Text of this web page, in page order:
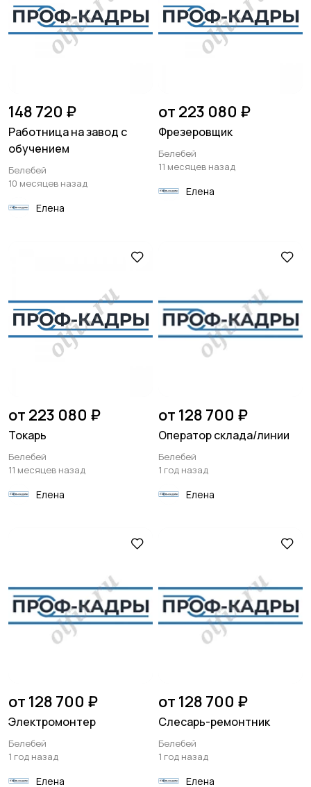
148 720 ₽
Работница на завод с
обучением
Белебей
10 месяцев назад
Елена
от 223 080 ₽
Фрезеровщик
Белебей
11 месяцев назад
Елена
от 223 080 ₽
Токарь
Белебей
11 месяцев назад
Елена
от 128 700 ₽
Оператор склада/линии
Белебей
1 год назад
Елена
от 128 700 ₽
Электромонтер
Белебей
1 год назад
Елена
от 128 700 ₽
Слесарь-ремонтник
Белебей
1 год назад
Елена